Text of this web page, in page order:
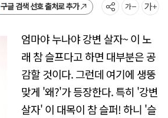
구글 검색 선호 출처로 추가
엄마야 누나야 강변 살자~ 이 노
래 참 슬프다고 하면 대부분은 공
감할 것이다. 그런데 여기에 생뚱
맞게 '왜?'가 등장한다. 특히 '강변
살자' 이 대목이 참 슬퍼! 하니 '슬